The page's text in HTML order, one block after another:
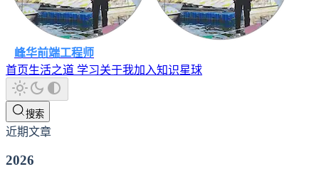
峰华前端工程师
首页生活之道 学习关于我加入知识星球
搜索
近期文章
2026